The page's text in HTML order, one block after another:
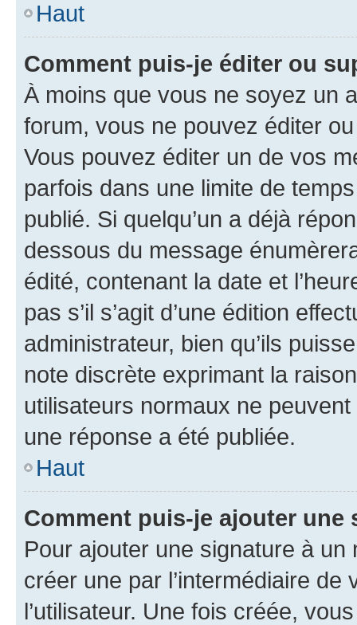
Haut
Comment puis-je éditer ou
À moins que vous ne soyez un
forum, vous ne pouvez éditer
Vous pouvez éditer un de vos
parfois dans une limite de
publié. Si quelqu’un a déjà
dessous du message
édité, contenant la date et
pas s’il s’agit d’une édition
administrateur, bien qu’ils
note discrète exprimant la
utilisateurs normaux ne
une réponse a été publiée.
Haut
Comment puis-je ajouter une
Pour ajouter une signature à un
créer une par l’intermédiaire
l’utilisateur. Une fois créée,